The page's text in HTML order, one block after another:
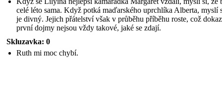
celé léto sama. Když potká maďarského uprchlíka Alberta, myslí
je divný. Jejich přátelství však v průběhu příběhu roste, což
první dojmy nejsou vždy takové, jaké se zdají.
Skluzavka: 0
Ruth mi moc chybí.